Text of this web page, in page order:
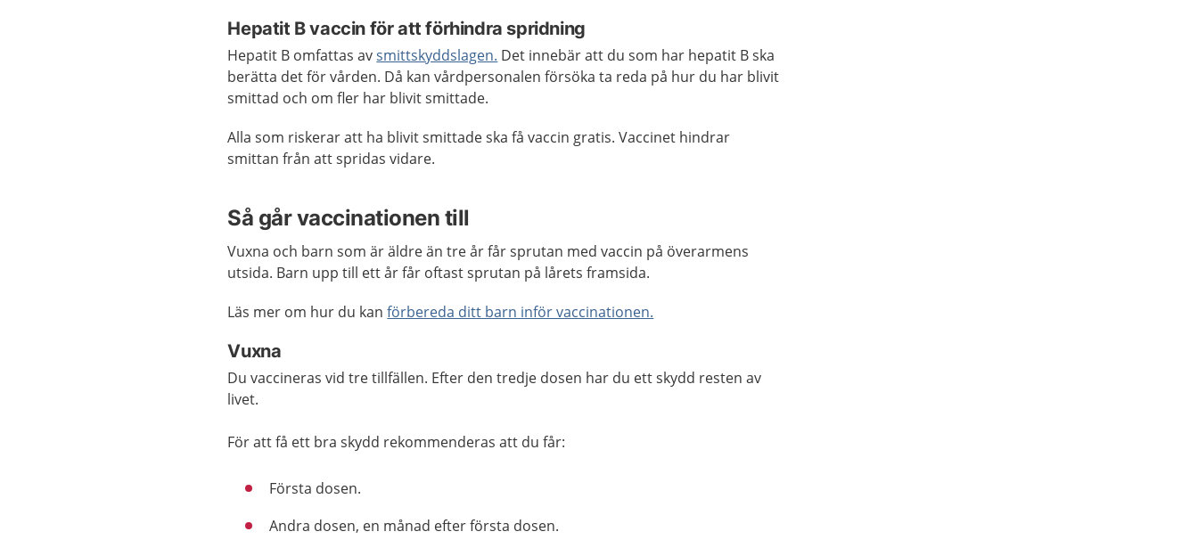
Hepatit B vaccin för att förhindra spridning
Hepatit B omfattas avsmittskyddslagen. Det innebär att du som har hepatit B ska
berätta det för vården. Då kan vårdpersonalen försöka ta reda på hur du har blivit
smittad och om fler har blivit smittade.
Alla som riskerar att ha blivit smittade ska få vaccin gratis. Vaccinet hindrar
smittan från att spridas vidare.
Så går vaccinationen till
Vuxna och barn som är äldre än tre år får sprutan med vaccin på överarmens
utsida. Barn upp till ett år får oftast sprutan på lårets framsida.
Läs mer om hur du kanförbereda ditt barn inför vaccinationen.
Vuxna
Du vaccineras vid tre tillfällen. Efter den tredje dosen har du ett skydd resten av
livet.
För att få ett bra skydd rekommenderas att du får:
Första dosen.
Andra dosen, en månad efter första dosen.